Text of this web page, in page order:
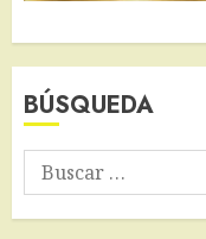
BÚSQUEDA
Buscar: